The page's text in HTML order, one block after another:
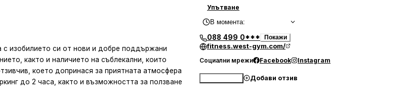
с изобилието си от нови и добре поддържани
както и наличието на съблекални, които
което допринася за приятната атмосфера
до 2 часа, както и възможността за ползване
Упътване
В момента:
088 499 0*** Покажи
fitness.west-gym.com/
Социални мрежи Facebook Instagram
Добави отзив